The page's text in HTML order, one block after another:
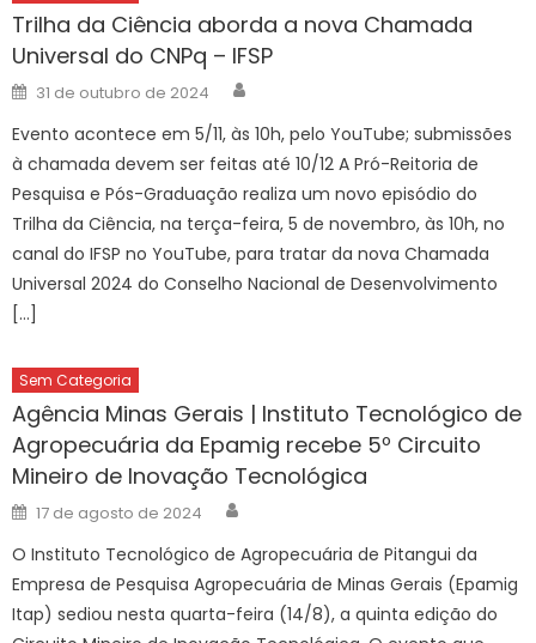
Trilha da Ciência aborda a nova Chamada
Universal do CNPq – IFSP
Posted
on
31 de outubro de 2024
Evento acontece em 5/11, às 10h, pelo YouTube; submissões
à chamada devem ser feitas até 10/12 A Pró-Reitoria de
Pesquisa e Pós-Graduação realiza um novo episódio do
Trilha da Ciência, na terça-feira, 5 de novembro, às 10h, no
canal do IFSP no YouTube, para tratar da nova Chamada
Universal 2024 do Conselho Nacional de Desenvolvimento
[…]
Sem Categoria
Agência Minas Gerais | Instituto Tecnológico de
Agropecuária da Epamig recebe 5º Circuito
Mineiro de Inovação Tecnológica
Posted
on
17 de agosto de 2024
O Instituto Tecnológico de Agropecuária de Pitangui da
Empresa de Pesquisa Agropecuária de Minas Gerais (Epamig
Itap) sediou nesta quarta-feira (14/8), a quinta edição do